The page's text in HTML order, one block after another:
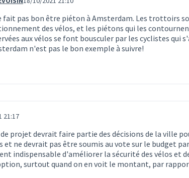
3492 (réponse au commentaire 3455)
fait pas bon être piéton à Amsterdam. Les trottoirs
des vélos, et les piétons qui les
aux vélos se font bousculer par les cyclistes qui
n'est pas le bon exemple à suivre!
21:17
projet devrait faire partie des décisions de la ville
et ne devrait pas être soumis au vote sur le budget
indispensable d'améliorer la sécurité des vélos et
surtout quand on en voit le montant, par